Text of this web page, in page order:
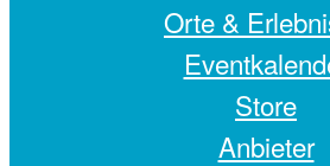
Orte &
Store
Anbieter